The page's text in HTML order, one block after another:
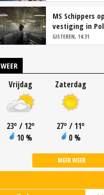
MS Schippers
vestiging in
GISTEREN, 14:31
WEER
Vrijdag
23° / 12°
10 %
Zaterdag
27° / 11°
0 %
MEER WEER